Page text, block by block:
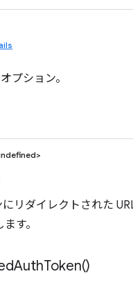
プション。
リダイレクトされた
す。
AuthToken()